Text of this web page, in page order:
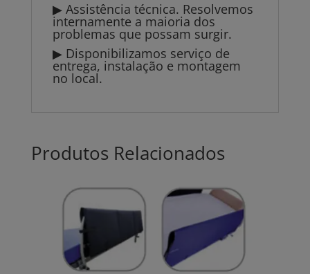
▶ Assistência técnica. Resolvemos
internamente a maioria dos
problemas que possam surgir.
▶ Disponibilizamos serviço de
entrega, instalação e montagem
no local.
Produtos Relacionados